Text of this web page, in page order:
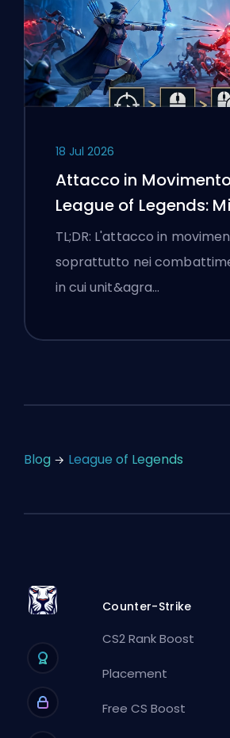
18 Jul 2026
Attacco in
League of Legends:
Impostazioni
TL;DR: L'attacco in
soprattutto nei
in cui unit&agra…
Blog League of Legends
Counter-Strike
CS2 Rank Boost
Placement
Free CS Boost